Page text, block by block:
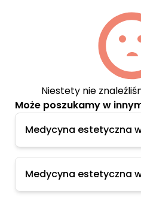
Niestety nie
Może poszukamy w
Medycyna estetyczna
Medycyna estetyczna